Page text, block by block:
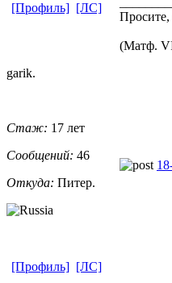
Просите,
(Матф.
[Профиль] [ЛС]
garik.
Стаж: 17 лет
Сообщений: 46
Откуда: Питер.
[Профиль] [ЛС]